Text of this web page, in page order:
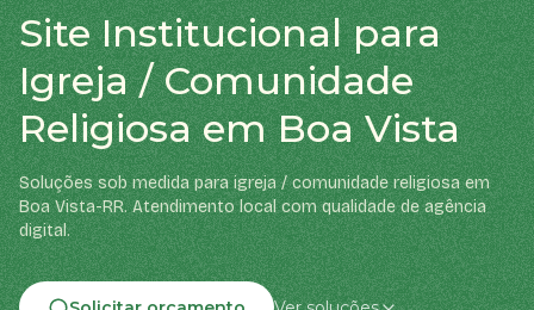
Site Institucional para
Igreja / Comunidade
Religiosa em Boa Vista
Soluções sob medida para igreja / comunidade religiosa em
Boa Vista-RR. Atendimento local com qualidade de agência
digital.